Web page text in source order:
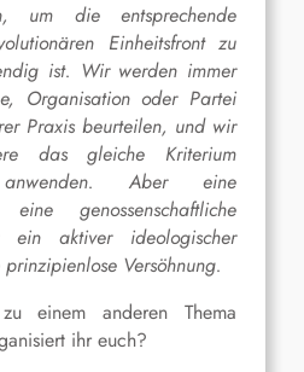
um die entsprechende
Einheitsfront zu
ist. Wir werden immer
Organisation oder Partei
Praxis beurteilen, und wir
das gleiche Kriterium
Aber eine
genossenschaftliche
ein aktiver ideologischer
Versöhnung.
einem anderen Thema
ihr euch?